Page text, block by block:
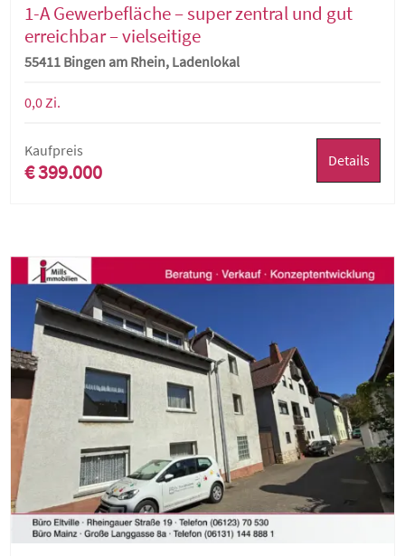
1-A Gewerbefläche – super zentral und gut
erreichbar – vielseitige
Nutzungsmöglichkeiten
55411 Bingen am Rhein, Ladenlokal
0,0 Zi.
Kaufpreis
€ 399.000 Details